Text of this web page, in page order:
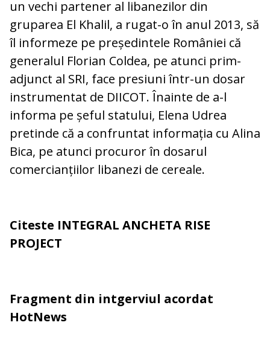
un vechi partener al libanezilor din
gruparea El Khalil, a rugat-o în anul 2013, să
îl informeze pe președintele României că
generalul Florian Coldea, pe atunci prim-
adjunct al SRI, face presiuni într-un dosar
instrumentat de DIICOT. Înainte de a-l
informa pe șeful statului, Elena Udrea
pretinde că a confruntat informația cu Alina
Bica, pe atunci procuror în dosarul
comercianțiilor libanezi de cereale.
Citeste INTEGRAL ANCHETA RISE
PROJECT
Fragment din intgerviul acordat
HotNews